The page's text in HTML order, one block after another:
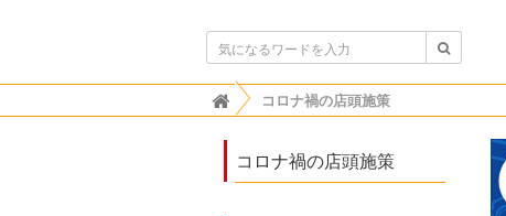
ボンビゴシップ
コロナ禍の店頭施策
コロナ禍の店頭施策